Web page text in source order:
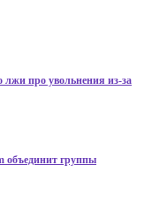
про увольнения из-за
объединит группы